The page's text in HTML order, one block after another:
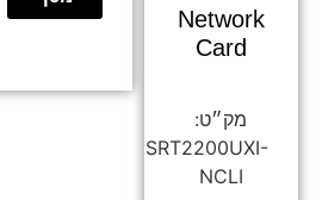
Network
Card
SRT2200UXI-
NCLI